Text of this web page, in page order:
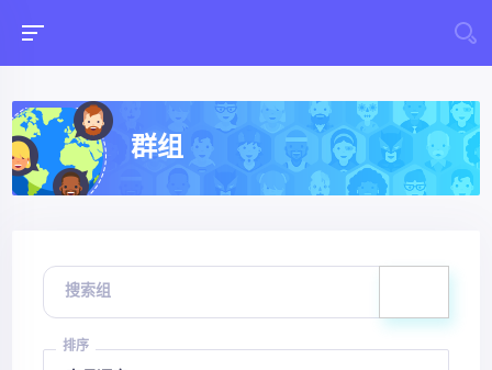
群组
搜索组
排序